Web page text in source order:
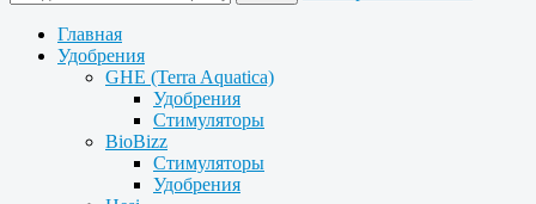
Главная
Удобрения
GHE (Terra Aquatica)
Удобрения
Стимуляторы
BioBizz
Стимуляторы
Удобрения